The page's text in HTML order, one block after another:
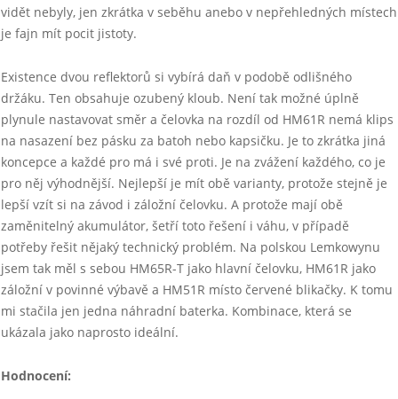
vidět nebyly, jen zkrátka v seběhu anebo v nepřehledných místech
je fajn mít pocit jistoty.
Existence dvou reflektorů si vybírá daň v podobě odlišného
držáku. Ten obsahuje ozubený kloub. Není tak možné úplně
plynule nastavovat směr a čelovka na rozdíl od HM61R nemá klips
na nasazení bez pásku za batoh nebo kapsičku. Je to zkrátka jiná
koncepce a každé pro má i své proti. Je na zvážení každého, co je
pro něj výhodnější. Nejlepší je mít obě varianty, protože stejně je
lepší vzít si na závod i záložní čelovku. A protože mají obě
zaměnitelný akumulátor, šetří toto řešení i váhu, v případě
potřeby řešit nějaký technický problém. Na polskou Lemkowynu
jsem tak měl s sebou HM65R-T jako hlavní čelovku, HM61R jako
záložní v povinné výbavě a HM51R místo červené blikačky. K tomu
mi stačila jen jedna náhradní baterka. Kombinace, která se
ukázala jako naprosto ideální.
Hodnocení: